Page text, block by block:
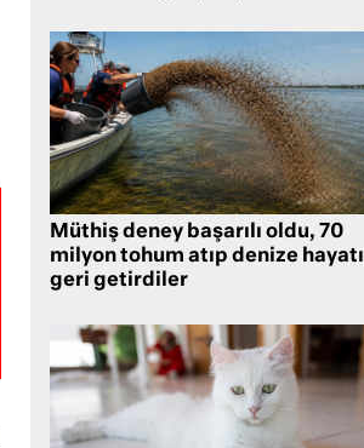
Müthiş deney başarılı oldu, 70
milyon tohum atıp denize hayatı
geri getirdiler